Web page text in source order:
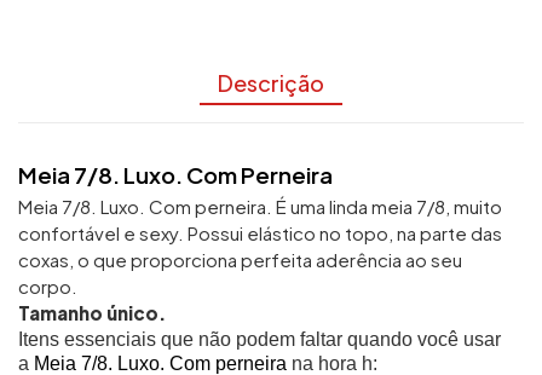
Descrição
Meia 7/8. Luxo. Com Perneira
Meia 7/8. Luxo. Com perneira. É uma linda meia 7/8, muito
confortável e sexy. Possui elástico no topo, na parte das
coxas, o que proporciona perfeita aderência ao seu
corpo.
Tamanho único.
Itens essenciais que não podem faltar quando você usar
a Meia 7/8. Luxo. Com perneira na hora h: